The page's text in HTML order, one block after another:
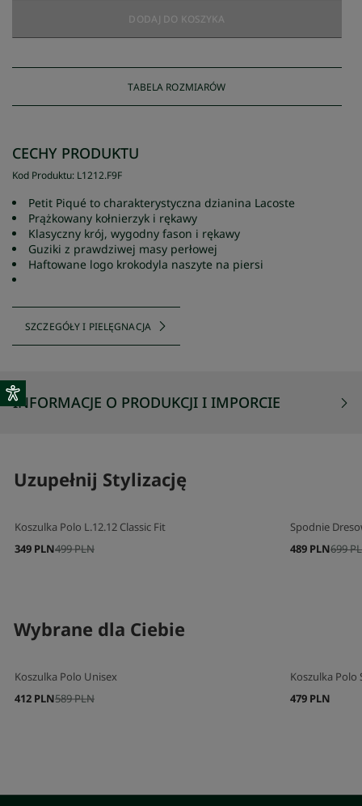
DODAJ DO KOSZYKA
TABELA ROZMIARÓW
CECHY PRODUKTU
Kod Produktu: L1212.F9F
Petit Piqué to charakterystyczna dzianina Lacoste
Prążkowany kołnierzyk i rękawy
Klasyczny krój, wygodny fason i rękawy
Guziki z prawdziwej masy perłowej
Haftowane logo krokodyla naszyte na piersi
SZCZEGÓŁY I PIELĘGNACJA
INFORMACJE O PRODUKCJI I IMPORCIE
Uzupełnij Stylizację
Koszulka Polo L.12.12 Classic Fit
499 PLN
349 PLN
Spodnie
699
489 PLN
Wybrane dla Ciebie
Koszulka Polo Unisex
589 PLN
412 PLN
Koszulka Polo
479 PLN